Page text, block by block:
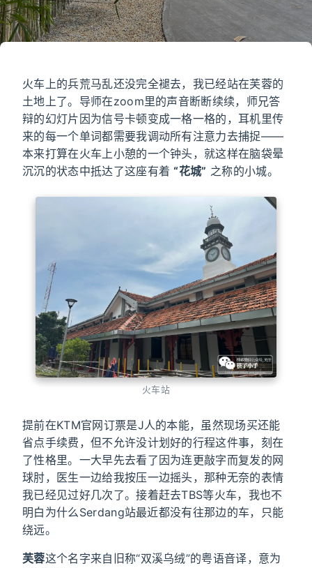
火车上的兵荒马乱还没完全褪去，我已经站在芙蓉的
土地上了。导师在zoom里的声音断断续续，师兄答
辩的幻灯片因为信号卡顿变成一格一格的，耳机里传
来的每一个单词都需要我调动所有注意力去捕捉——
本来打算在火车上小憩的一个钟头，就这样在脑袋晕
沉沉的状态中抵达了这座有着“花城” 之称的小城。
火车站
提前在KTM官网订票是J人的本能，虽然现场买还能
省点手续费，但不允许没计划好的行程这件事，刻在
了性格里。一大早先去看了因为连更敲字而复发的网
球肘，医生一边给我按压一边摇头，那种无奈的表情
我已经见过好几次了。接着赶去TBS等火车，我也不
明白为什么Serdang站最近都没有往那边的车，只能
绕远。
芙蓉这个名字来自旧称“双溪乌绒”的粤语音译，意为